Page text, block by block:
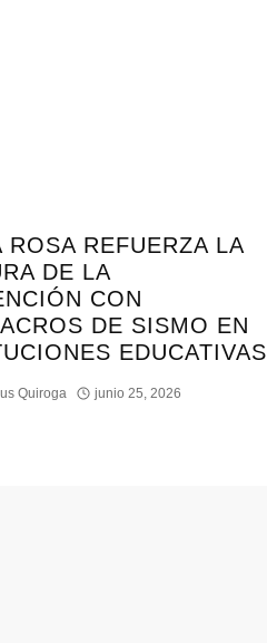
ROSA REFUERZA LA
DE LA
CON
DE SISMO EN
EDUCATIVAS
Quiroga junio 25, 2026